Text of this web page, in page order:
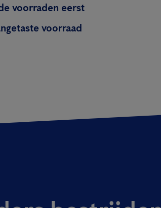
voorraden eerst
voorraad